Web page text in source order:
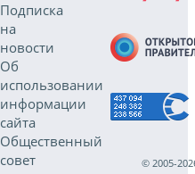
Подписка
на
новости
Об
использовании
информации
сайта
Общественный
совет
© 2005-